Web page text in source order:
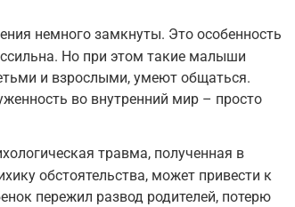
немного замкнуты. Это особенность
Но при этом такие малыши
и взрослыми, умеют общаться.
во внутренний мир – просто
травма, полученная в
обстоятельства, может привести к
пережил развод родителей, потерю